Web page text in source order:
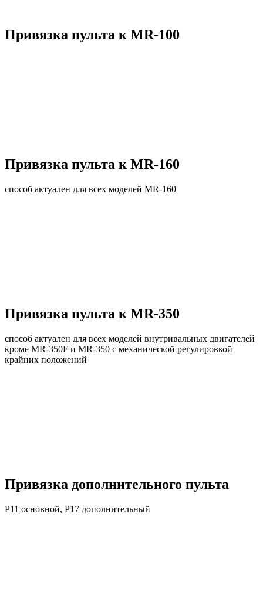
Привязка пульта к MR-100
Привязка пульта к MR-160
способ актуален для всех моделей MR-160
Привязка пульта к MR-350
способ актуален для всех моделей внутривальных двигателей
кроме MR-350F и MR-350 с механической регулировкой
крайних положений
Привязка дополнительного пульта
P11 основной, P17 дополнительный